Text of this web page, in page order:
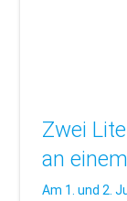
Zwei
an
Am 1. und 2.